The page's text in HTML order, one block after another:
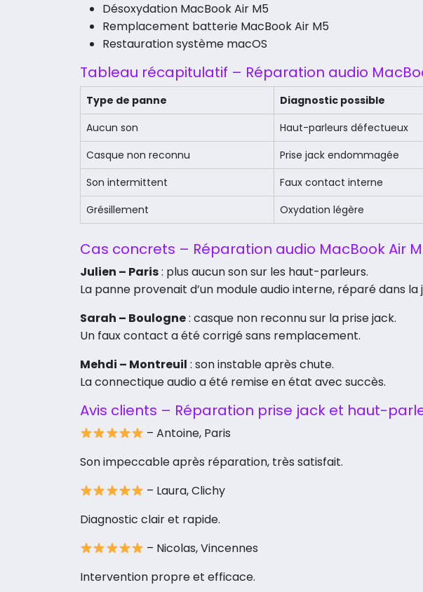
Désoxydation MacBook Air M5
Remplacement batterie MacBook Air M5
Restauration système macOS
Tableau récapitulatif – Réparation audio
Type de panne Diagnostic possible
Aucun son
Haut-parleurs défectueux
Casque non reconnu
Prise jack endommagée
Son intermittent
Faux contact interne
Grésillement
Oxydation légère
Cas concrets – Réparation audio MacBook Air
Julien – Paris: plus aucun son sur les haut-parleurs.
La panne provenait d’un module audio interne, réparé dans la
Sarah – Boulogne: casque non reconnu sur la prise jack.
Un faux contact a été corrigé sans remplacement.
Mehdi – Montreuil : son instable après chute.
La connectique audio a été remise en état avec succès.
Avis clients – Réparation prise jack et haut-
– Antoine, Paris
Son impeccable après réparation, très satisfait.
– Laura, Clichy
Diagnostic clair et rapide.
– Nicolas, Vincennes
Intervention propre et efficace.